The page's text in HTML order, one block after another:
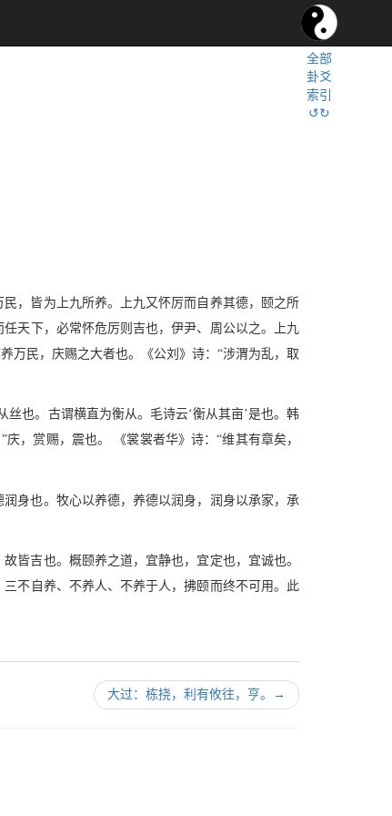
全部
卦爻
索引
↺↻
，皆为上九所养。上九又怀厉而自养其德，颐之所
天下，必常怀危厉则吉也，伊尹、周公以之。上九
万民，庆赐之大者也。《公刘》诗：“涉渭为乱，取
丝也。古谓横直为衡从。毛诗云‘衡从其亩’是也。韩
，赏赐，震也。 《裳裳者华》诗：“维其有章矣，
身也。牧心以养德，养德以润身，润身以承家，承
皆吉也。概颐养之道，宜静也，宜定也，宜诚也。
不自养、不养人、不养于人，拂颐而终不可用。此
大过：栋挠，利有攸往，亨。 →